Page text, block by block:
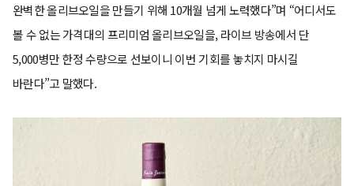
완벽한 올리브오일을 만들기 위해 10개월 넘게 노력했다”며 “어디서도
볼 수 없는 가격대의 프리미엄 올리브오일을, 라이브 방송에서 단
5,000병만 한정 수량으로 선보이니 이번 기회를 놓치지 마시길
바란다”고 말했다.